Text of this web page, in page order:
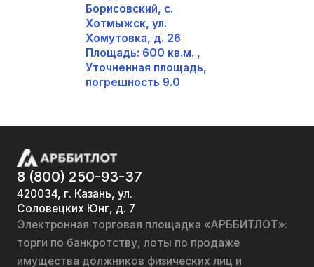
Борисовский, с.
Хотмыжск, ул.
Хомутовка, д. 26
Площадь: 600 кв.м. ,
Уточненная площадь,
погрешность 9.0
8 (800) 250-93-37
420034, г. Казань, ул.
Соловецких Юнг, д. 7
Электронная торговая площадка «АРББИТЛОТ»:
торги по банкротству, лоты по продаже
имущества должников физических лиц и